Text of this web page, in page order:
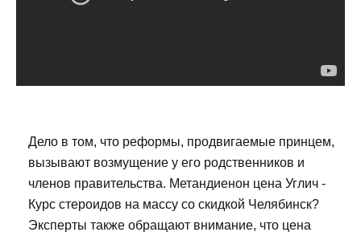
Дело в том, что реформы, продвигаемые принцем,
вызывают возмущение у его родственников и
членов правительства. Метандиенон цена Углич -
Курс стероидов на массу со скидкой Челябинск?
Эксперты также обращают внимание, что цена